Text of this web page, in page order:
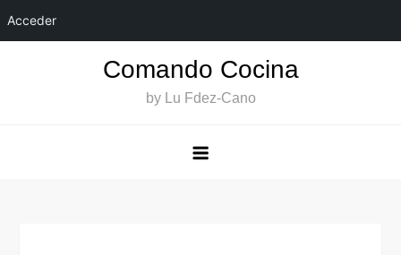
Acceder
Comando Cocina
by Lu Fdez-Cano